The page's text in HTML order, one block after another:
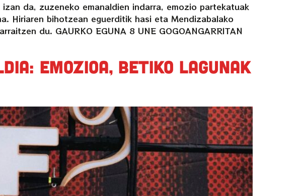
da, zuzeneko emanaldien indarra, emozio partekatuak
Hiriaren bihotzean eguerditik hasi eta Mendizabalako
du. GAURKO EGUNA 8 UNE GOGOANGARRITAN
emozioa, betiko lagunak